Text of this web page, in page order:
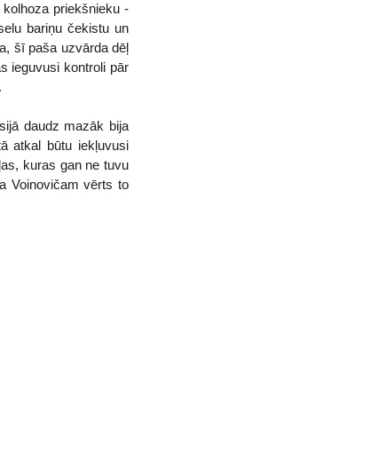
priekšnieku -
bariņu čekistu un
šī paša uzvārda dēļ
ieguvusi kontroli pār
daudz mazāk bija
atkal būtu iekļuvusi
kuras gan ne tuvu
Voinovičam vērts to